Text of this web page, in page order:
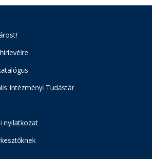
Intézményi Tudástár
nyilatkozat